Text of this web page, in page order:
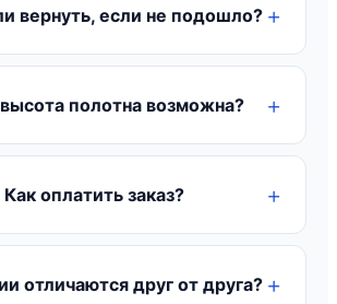
вернуть, если не подошло?
полотна возможна?
Как оплатить заказ?
отличаются друг от друга?